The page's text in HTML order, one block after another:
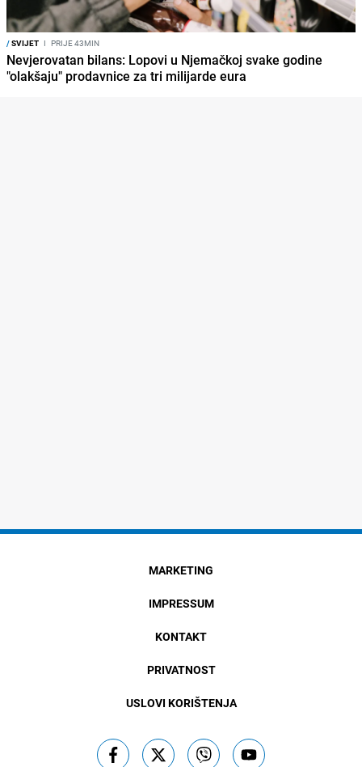
/SVIJET I PRIJE 43MIN
Nevjerovatan bilans: Lopovi u Njemačkoj svake godine
"olakšaju" prodavnice za tri milijarde eura
MARKETING
IMPRESSUM
KONTAKT
PRIVATNOST
USLOVI KORIŠTENJA